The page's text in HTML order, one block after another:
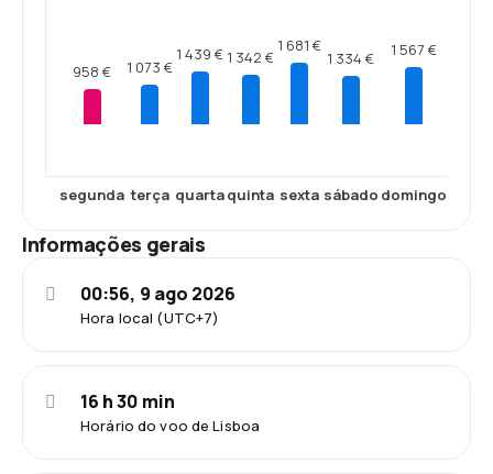
958 €
segunda
1 073 €
terça
1 439 €
quarta
1 342 €
quinta
1 681 €
sexta
1 334 €
sábado
1 567 €
domingo
Informações gerais
Hora local (UTC+7)
00:56, 9 ago 2026
Horário do voo de Lisboa
16 h 30 min